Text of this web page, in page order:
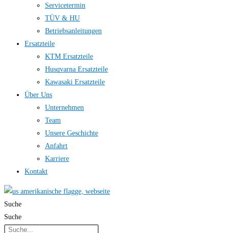
Servicetermin
TÜV & HU
Betriebsanleitungen
Ersatzteile
KTM Ersatzteile
Husqvarna Ersatzteile
Kawasaki Ersatzteile
Über Uns
Unternehmen
Team
Unsere Geschichte
Anfahrt
Karriere
Kontakt
Suche
Suche